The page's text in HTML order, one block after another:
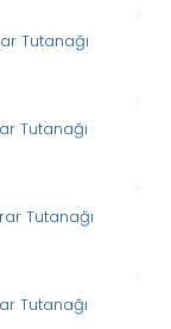
Tutanağı
Tutanağı
Tutanağı
Tutanağı